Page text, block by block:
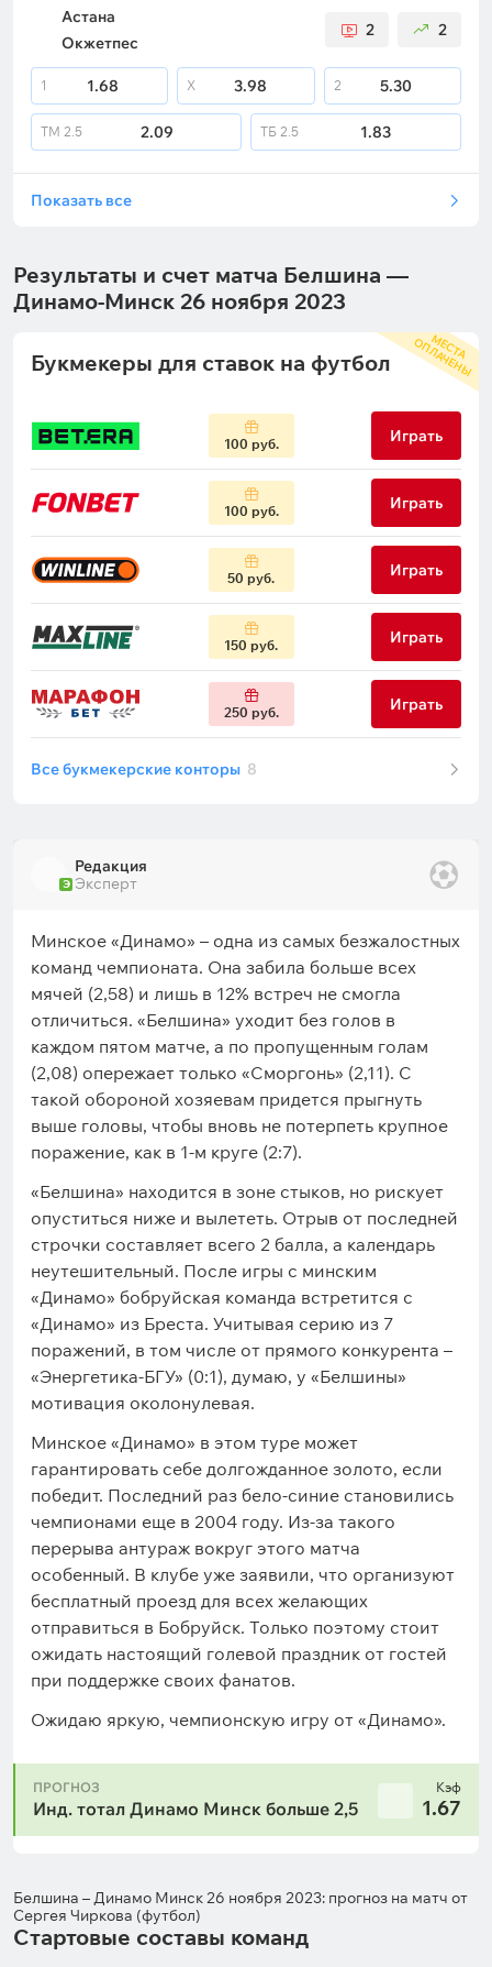
Астана
Окжетпес
2 2
1 1.68 X 3.98 2 5.30
ТМ 2.5 2.09 ТБ 2.5 1.83
Показать все
Результаты и счет матча Белшина —
Динамо-Минск 26 ноября 2023
М
Е
С
Т
А
О
П
Л
А
Ч
Е
Н
Ы
Букмекеры для ставок на футбол
100 руб. Играть
100 руб. Играть
50 руб. Играть
150 руб. Играть
250 руб. Играть
Все букмекерские конторы 8
Э
Редакция
Эксперт
Минское «Динамо» – одна из самых безжалостных
команд чемпионата. Она забила больше всех
мячей (2,58) и лишь в 12% встреч не смогла
отличиться. «Белшина» уходит без голов в
каждом пятом матче, а по пропущенным голам
(2,08) опережает только «Сморгонь» (2,11). С
такой обороной хозяевам придется прыгнуть
выше головы, чтобы вновь не потерпеть крупное
поражение, как в 1-м круге (2:7).
«Белшина» находится в зоне стыков, но рискует
опуститься ниже и вылететь. Отрыв от последней
строчки составляет всего 2 балла, а календарь
неутешительный. После игры с минским
«Динамо» бобруйская команда встретится с
«Динамо» из Бреста. Учитывая серию из 7
поражений, в том числе от прямого конкурента –
«Энергетика-БГУ» (0:1), думаю, у «Белшины»
мотивация околонулевая.
Минское «Динамо» в этом туре может
гарантировать себе долгожданное золото, если
победит. Последний раз бело-синие становились
чемпионами еще в 2004 году. Из-за такого
перерыва антураж вокруг этого матча
особенный. В клубе уже заявили, что организуют
бесплатный проезд для всех желающих
отправиться в Бобруйск. Только поэтому стоит
ожидать настоящий голевой праздник от гостей
при поддержке своих фанатов.
Ожидаю яркую, чемпионскую игру от «Динамо».
ПРОГНОЗ
Инд. тотал Динамо Минск больше 2,5
Кэф
1.67
Белшина – Динамо Минск 26 ноября 2023: прогноз на матч от
Сергея Чиркова (футбол)
Стартовые составы команд